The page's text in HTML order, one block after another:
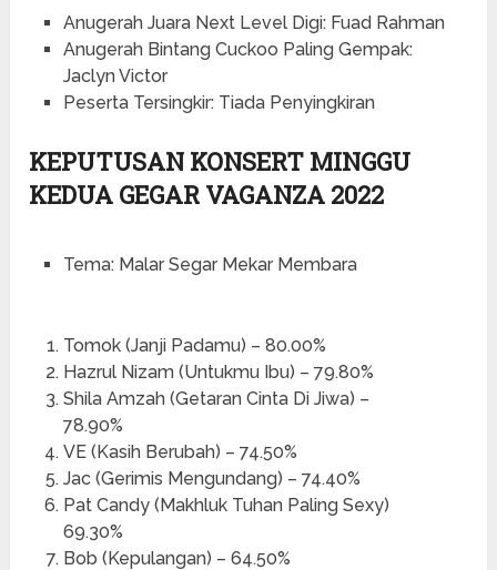
Anugerah Juara Next Level Digi: Fuad Rahman
Anugerah Bintang Cuckoo Paling Gempak:
Jaclyn Victor
Peserta Tersingkir: Tiada Penyingkiran
KEPUTUSAN KONSERT MINGGU
KEDUA GEGAR VAGANZA 2022
Tema: Malar Segar Mekar Membara
Tomok (Janji Padamu) – 80.00%
Hazrul Nizam (Untukmu Ibu) – 79.80%
Shila Amzah (Getaran Cinta Di Jiwa) –
78.90%
VE (Kasih Berubah) – 74.50%
Jac (Gerimis Mengundang) – 74.40%
Pat Candy (Makhluk Tuhan Paling Sexy)
69.30%
Bob (Kepulangan) – 64.50%